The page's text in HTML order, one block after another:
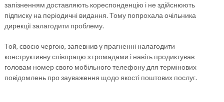
запізненням доставляють кореспонденцію і не здійснюють
підписку на періодичні видання. Тому попрохала очільника
дирекції залагодити проблему.
Той, своєю чергою, запевнив у прагненні налагодити
конструктивну співпрацю з громадами і навіть продиктував
головам номер свого мобільного телефону для термінових
повідомлень про зауваження щодо якості поштових послуг.